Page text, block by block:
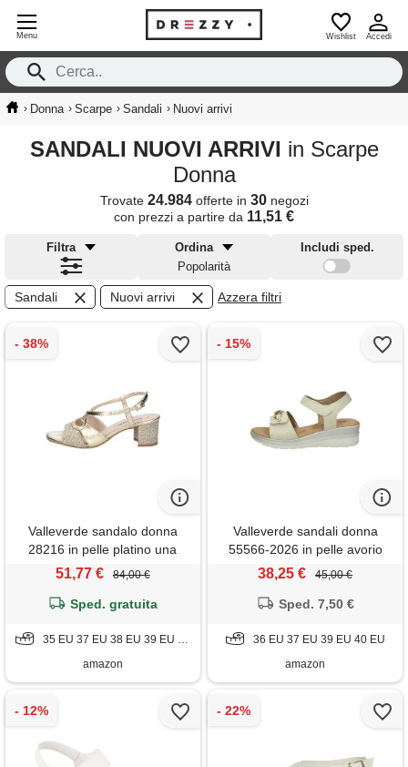
Menu Wishlist Accedi
› Donna › Scarpe › Sandali › Nuovi arrivi
SANDALI NUOVI ARRIVI in Scarpe
Donna
Trovate 24.984offerte in 30negozi
con prezzi a partire da 11,51 €
Filtra
Ordina
Popolarità
Includi sped.
Sandali Nuovi arrivi Azzera filtri
Valleverde sandalo donna
28216 in pelle platino una
calzatura adatta per tutte le
2022 eu 38
51,77 € 84,00 €
Sped. gratuita
35 EU 37 EU 38 EU 39 EU 40 EU
amazon
Valleverde sandali donna
55566-2026 in pelle avorio
scarpe casual comode,
primavera estate. Eu 40
38,25 € 45,00 €
Sped. 7,50 €
36 EU 37 EU 39 EU 40 EU
amazon